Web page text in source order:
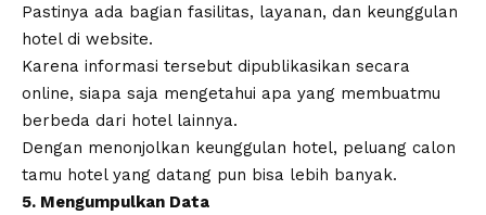
Pastinya ada bagian fasilitas, layanan, dan keunggulan
hotel di website.
Karena informasi tersebut dipublikasikan secara
online, siapa saja mengetahui apa yang membuatmu
berbeda dari hotel lainnya.
Dengan menonjolkan keunggulan hotel, peluang calon
tamu hotel yang datang pun bisa lebih banyak.
5. Mengumpulkan Data